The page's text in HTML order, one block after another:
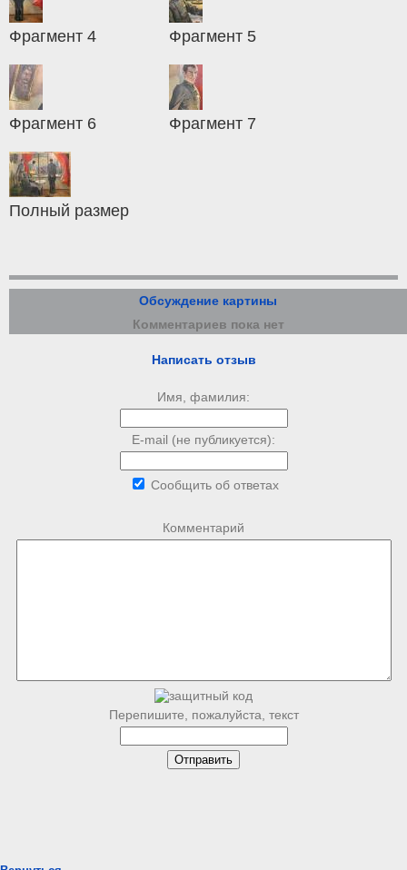
Фрагмент 4 Фрагмент 5
Фрагмент 6 Фрагмент 7
Полный размер
Обсуждение картины
Комментариев пока нет
Написать отзыв
Имя, фамилия:
E-mail (не публикуется):
Сообщить об ответах
Комментарий
Перепишите, пожалуйста, текст